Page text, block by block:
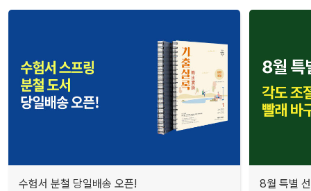
수험서 분철 당일배송 오픈!
8월 특별